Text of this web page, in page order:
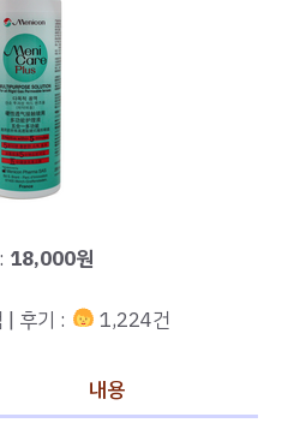
18,000원
후기 : 1,224건
내용